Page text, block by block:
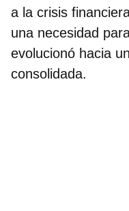
a la crisis
una necesidad
evolucionó hacia
consolidada.